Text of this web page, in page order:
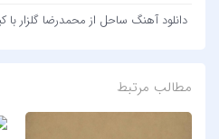
دانلود آهنگ ساحل از محمدرضا گلزار با کیفیت 320 +
مطالب مرتبط